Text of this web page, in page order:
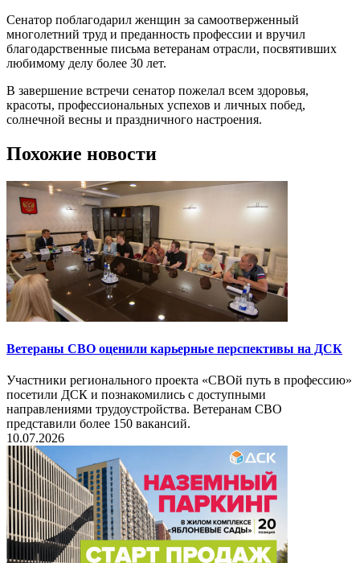
Сенатор поблагодарил женщин за самоотверженный
многолетний труд и преданность профессии и вручил
благодарственные письма ветеранам отрасли, посвятивших
любимому делу более 30 лет.
В завершение встречи сенатор пожелал всем здоровья,
красоты, профессиональных успехов и личных побед,
солнечной весны и праздничного настроения.
Похожие новости
Ветераны СВО оценили карьерные перспективы на ДСК
Участники регионального проекта «СВОй путь в профессию»
посетили ДСК и познакомились с доступными
направлениями трудоустройства. Ветеранам СВО
представили более 150 вакансий.
10.07.2026